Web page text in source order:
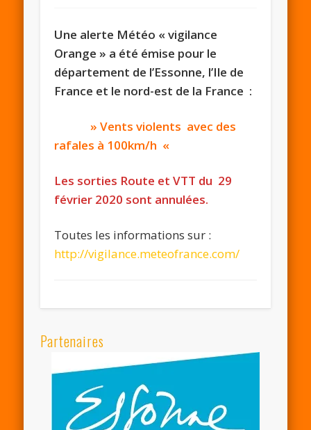
Une alerte Météo « vigilance
Orange » a été émise pour le
département de l’Essonne, l’Ile de
France et le nord-est de la France :
» Vents violents avec des
rafales à 100km/h «
Les sorties Route et VTT du 29
février 2020 sont annulées.
Toutes les informations sur :
http://vigilance.meteofrance.com/
Partenaires